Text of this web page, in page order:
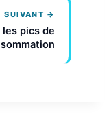
SUIVANT →
les pics de